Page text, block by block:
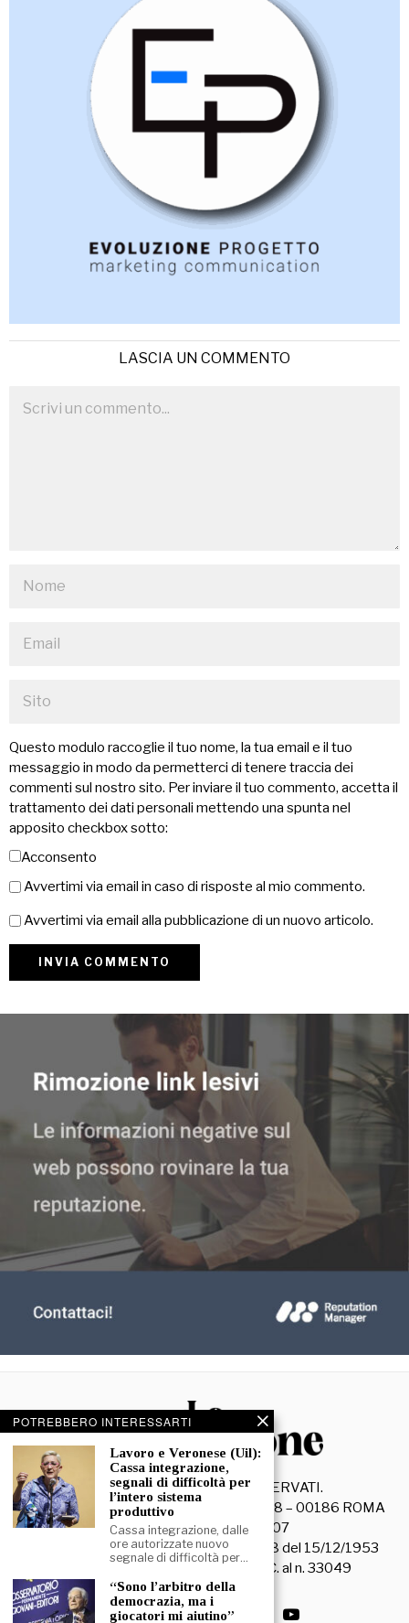
LASCIA UN COMMENTO
Questo modulo raccoglie il tuo nome, la tua email e il tuo
messaggio in modo da permetterci di tenere traccia dei
commenti sul nostro sito. Per inviare il tuo commento, accetta il
trattamento dei dati personali mettendo una spunta nel
apposito checkbox sotto:
Acconsento
Avvertimi via email in caso di risposte al mio commento.
Avvertimi via email alla pubblicazione di un nuovo articolo.
2026- TUTTI I DIRITTI RISERVATI.
La Discussione S.r.l. – Piazza Capranica, 78 – 00186 ROMA
C.F. e P. IVA 15045971007
Registrazione Tribunale di Roma n. 3628 del 15/12/1953
La società editrice è iscritta al R.O.C. al n. 33049
POTREBBERO INTERESSARTI
Lavoro e Veronese (Uil):
Cassa integrazione,
segnali di difficoltà per
l’intero sistema
produttivo
Cassa integrazione, dalle
ore autorizzate nuovo
segnale di difficoltà per…
“Sono l’arbitro della
democrazia, ma i
giocatori mi aiutino”